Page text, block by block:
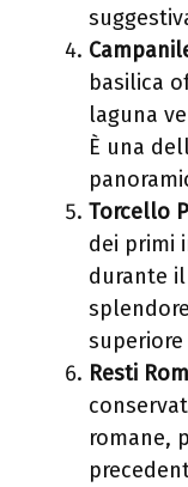
basilica
laguna
È una
Torcello
dei primi
durante
Resti
romane,